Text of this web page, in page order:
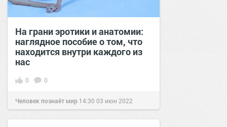
На грани эротики и анатомии:
наглядное пособие о том, что
находится внутри каждого из
нас
0 0
Человек познаёт мир 14:30 03 июн 2022